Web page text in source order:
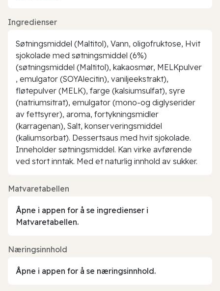
Ingredienser
Søtningsmiddel (Maltitol), Vann, oligofruktose, Hvit
sjokolade med søtningsmiddel (6%)
(søtningsmiddel (Maltitol), kakaosmør, MELKpulver
, emulgator (SOYAlecitin), vaniljeekstrakt),
fløtepulver (MELK), farge (kalsiumsulfat), syre
(natriumsitrat), emulgator (mono-og diglyserider
av fettsyrer), aroma, fortykningsmidler
(karragenan), Salt, konserveringsmiddel
(kaliumsorbat). Dessertsaus med hvit sjokolade.
Inneholder søtningsmiddel. Kan virke avførende
ved stort inntak. Med et naturlig innhold av sukker.
Matvaretabellen
Åpne i appen for å se ingredienser i
Matvaretabellen.
Næringsinnhold
Åpne i appen for å se næringsinnhold.